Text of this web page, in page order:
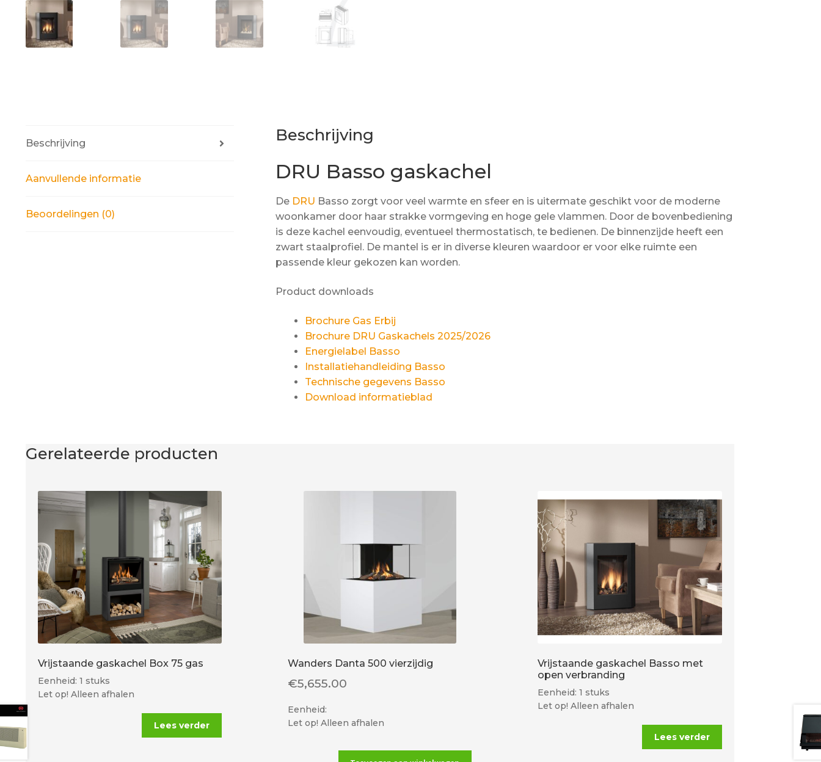
Beschrijving
Aanvullende informatie
Beoordelingen (0)
Beschrijving
DRU Basso gaskachel
De DRU Basso zorgt voor veel warmte en sfeer en is uitermate geschikt voor de moderne
woonkamer door haar strakke vormgeving en hoge gele vlammen. Door de bovenbediening
is deze kachel eenvoudig, eventueel thermostatisch, te bedienen. De binnenzijde heeft een
zwart staalprofiel. De mantel is er in diverse kleuren waardoor er voor elke ruimte een
passende kleur gekozen kan worden.
Product downloads
Brochure Gas Erbij
Brochure DRU Gaskachels 2025/2026
Energielabel Basso
Installatiehandleiding Basso
Technische gegevens Basso
Download informatieblad
Gerelateerde producten
Vrijstaande gaskachel Box 75 gas
Eenheid: 1 stuks
Let op! Alleen afhalen
Lees verder
Wanders Danta 500 vierzijdig
€5,655.00
Eenheid:
Let op! Alleen afhalen
Vrijstaande gaskachel Basso met
open verbranding
Eenheid: 1 stuks
Let op! Alleen afhalen
Lees verder